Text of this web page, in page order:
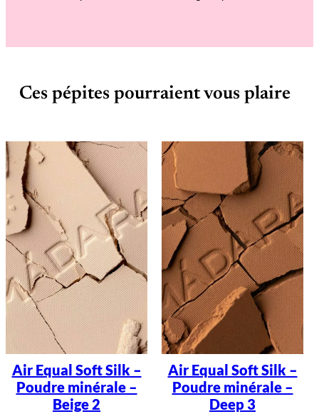
Ces pépites pourraient vous plaire
Air Equal Soft Silk –
Poudre minérale –
Beige 2
Air Equal Soft Silk –
Poudre minérale –
Deep 3